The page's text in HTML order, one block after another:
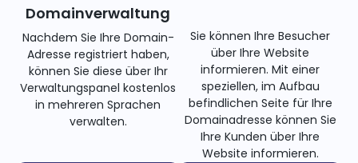
Domainverwaltung
Nachdem Sie Ihre Domain-
Adresse registriert haben,
können Sie diese über Ihr
Verwaltungspanel kostenlos
in mehreren Sprachen
verwalten.
Sie können Ihre Besucher
über Ihre Website
informieren. Mit einer
speziellen, im Aufbau
befindlichen Seite für Ihre
Domainadresse können Sie
Ihre Kunden über Ihre
Website informieren.